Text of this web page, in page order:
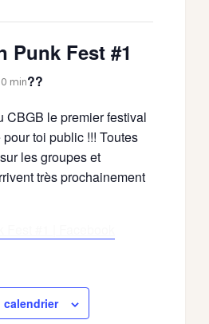
Punk Fest #1
min??
CBGB le premier festival
toi public !!! Toutes
les groupes et
très prochainement
calendrier